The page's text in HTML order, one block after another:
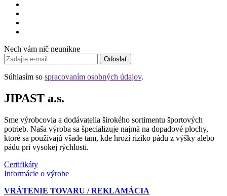
Nech vám nič neunikne
Odoslať
Súhlasím so spracovaním osobných údajov.
JIPAST a.s.
Sme výrobcovia a dodávatelia širokého sortimentu športových
potrieb. Naša výroba sa špecializuje najmä na dopadové plochy,
ktoré sa používajú všade tam, kde hrozí riziko pádu z výšky alebo
pádu pri vysokej rýchlosti.
Certifikáty
Informácie o výrobe
VRÁTENIE TOVARU / REKLAMÁCIA